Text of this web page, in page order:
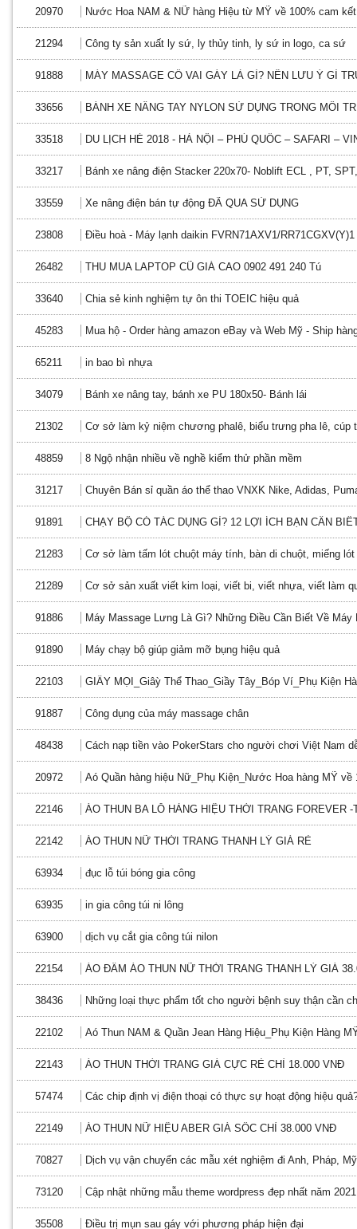
20970 Nước Hoa NAM & NỮ hàng Hiệu từ MỸ về 100% cam
21294 Công ty sản xuất ly sứ, ly thủy tinh, ly sứ in logo, ca sứ
91888 MÁY MASSAGE CỔ VAI GÁY LÀ GÌ? NÊN LƯU Ý GÌ
33656 BÁNH XE NÂNG TAY NYLON SỬ DỤNG TRONG MÔI
33518 DU LỊCH HÈ 2018 - HÀ NỘI – PHÚ QUỐC – SAFARI –
33217 Bánh xe nâng điện Stacker 220x70- Noblift ECL , PT,
33559 Xe nâng điện bán tự động ĐÃ QUA SỬ DỤNG
23808 Điều hoà - Máy lạnh daikin FVRN71AXV1/
26482 THU MUA LAPTOP CŨ GIÁ CAO 0902 491 240 Tú
33640 Chia sẻ kinh nghiệm tự ôn thi TOEIC hiệu quả
45283 Mua hộ - Order hàng amazon eBay và Web Mỹ - Ship
65211 in bao bì nhựa
34079 Bánh xe nâng tay, bánh xe PU 180x50- Bánh lái
21302 Cơ sở làm kỷ niệm chương phalê, biểu trưng pha lê, cúp
48859 8 Ngộ nhận nhiều về nghề kiểm thử phần mềm
31217 Chuyên Bán sỉ quần áo thể thao VNXK Nike, Adidas,
91891 CHẠY BỘ CÓ TÁC DỤNG GÌ? 12 LỢI ÍCH BẠN CẦN
21283 Cơ sở làm tấm lót chuột máy tính, bàn di chuột, miếng
21289 Cơ sở sản xuất viết kim loại, viết bi, viết nhựa, viết làm
91886 Máy Massage Lưng Là Gì? Những Điều Cần Biết Về Máy
91890 Máy chạy bộ giúp giảm mỡ bụng hiệu quả
22103 GIẦY MỌI_Giâỳ Thể Thao_Giầy Tây_Bóp Ví_Phụ Kiện
91887 Công dụng của máy massage chân
48438 Cách nạp tiền vào PokerStars cho người chơi Việt Nam
20972 Aó Quần hàng hiệu Nữ_Phụ Kiện_Nước Hoa hàng MỸ về
22146 ÁO THUN BA LỖ HÀNG HIỆU THỜI TRANG FOREVER
22142 ÁO THUN NỮ THỜI TRANG THANH LÝ GIÁ RẺ
63934 đục lỗ túi bóng gia công
63935 in gia công túi ni lông
63900 dịch vụ cắt gia công túi nilon
22154 ÁO ĐẦM ÁO THUN NỮ THỜI TRANG THANH LÝ GIÁ
38436 Những loại thực phẩm tốt cho người bệnh suy thận cần
22102 Aó Thun NAM & Quần Jean Hàng Hiệu_Phụ Kiện Hàng
22143 ÁO THUN THỜI TRANG GIÁ CỰC RẺ CHỈ 18.000 VNĐ
57474 Các chip định vị điện thoại có thực sự hoạt động hiệu
22149 ÁO THUN NỮ HIỆU ABER GIÁ SỐC CHỈ 38.000 VNĐ
70827 Dịch vụ vận chuyển các mẫu xét nghiệm đi Anh, Pháp,
73120 Cập nhật những mẫu theme wordpress đẹp nhất năm 2021
35508 Điều trị mụn sau gáy với phương pháp hiện đại